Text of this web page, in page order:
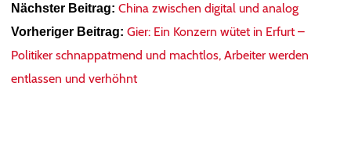
Nächster Beitrag: China zwischen digital und analog
Vorheriger Beitrag: Gier: Ein Konzern wütet in Erfurt –
Politiker schnappatmend und machtlos, Arbeiter werden
entlassen und verhöhnt